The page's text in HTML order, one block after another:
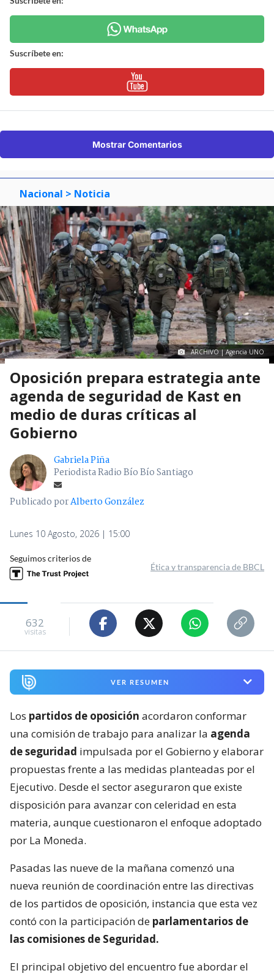
Suscríbete en:
Mostrar Comentarios
Nacional > Noticia
ARCHIVO | Agencia UNO
Oposición prepara estrategia ante
agenda de seguridad de Kast en
medio de duras críticas al
Gobierno
Gabriela Piña
Periodista Radio Bío Bío Santiago
Publicado porAlberto González
Lunes 10 Agosto, 2026 | 15:00
Seguimos criterios de
Ética y transparencia de BBCL
632
visitas
VER RESUMEN
Los partidos de oposición acordaron conformar
una comisión de trabajo para analizar la agenda
de seguridad impulsada por el Gobierno y elaborar
propuestas frente a las medidas planteadas por el
Ejecutivo. Desde el sector aseguraron que existe
disposición para avanzar con celeridad en esta
materia, aunque cuestionaron el enfoque adoptado
por La Moneda.
Pasadas las nueve de la mañana comenzó una
nueva reunión de coordinación entre las directivas
de los partidos de oposición, instancia que esta vez
contó con la participación de parlamentarios de
las comisiones de Seguridad.
El principal objetivo del encuentro fue abordar el